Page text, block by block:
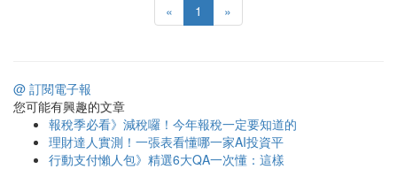
« 1 »
@ 訂閱電子報
您可能有興趣的文章
報稅季必看》減稅囉！今年報稅一定要知道的
理財達人實測！一張表看懂哪一家AI投資平
行動支付懶人包》精選6大QA一次懂：這樣